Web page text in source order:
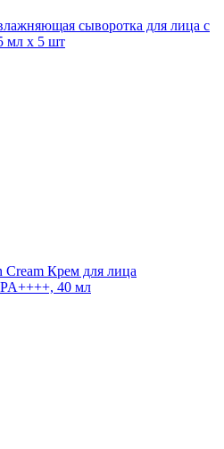
сыворотка для лица с
мл х 5 шт
Крем для лица
40 мл